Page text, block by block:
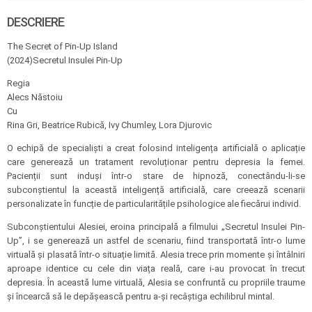
DESCRIERE
The Secret of Pin-Up Island
(2024)Secretul Insulei Pin-Up
Regia
Alecs Năstoiu
Cu
Rina Gri, Beatrice Rubică, Ivy Chumley, Lora Djurovic
O echipă de specialiști a creat folosind inteligența artificială o aplicație
care generează un tratament revoluționar pentru depresia la femei.
Pacienții sunt induși într-o stare de hipnoză, conectându-li-se
subconștientul la această inteligență artificială, care creează scenarii
personalizate în funcție de particularitățile psihologice ale fiecărui individ.
Subconștientului Alesiei, eroina principală a filmului „Secretul Insulei Pin-
Up”, i se generează un astfel de scenariu, fiind transportată într-o lume
virtuală și plasată într-o situație limită. Alesia trece prin momente și întâlniri
aproape identice cu cele din viața reală, care i-au provocat în trecut
depresia. În această lume virtuală, Alesia se confruntă cu propriile traume
și încearcă să le depășească pentru a-și recâștiga echilibrul mintal.